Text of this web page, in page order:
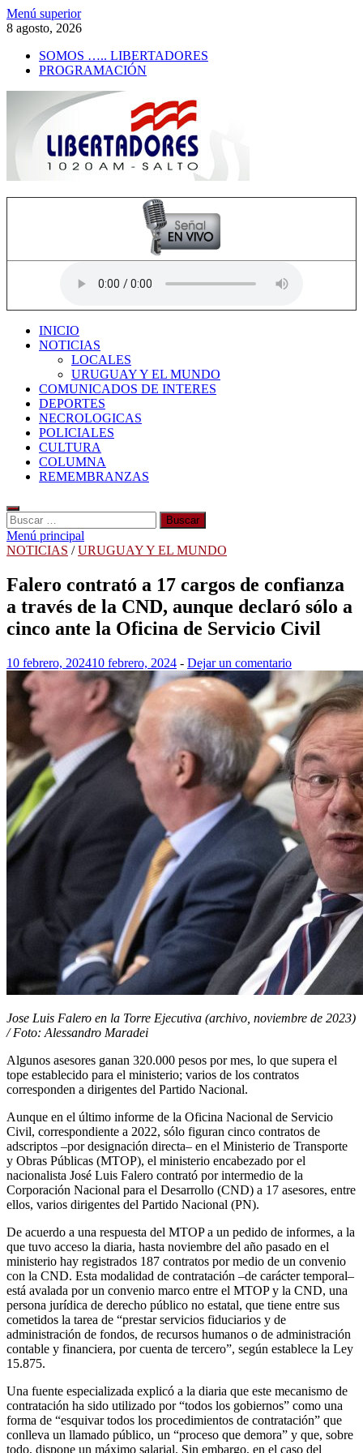
Saltar
al
Menú superior
8 agosto, 2026
SOMOS ….. LIBERTADORES
PROGRAMACIÓN
INICIO
NOTICIAS
LOCALES
URUGUAY Y EL MUNDO
COMUNICADOS DE INTERES
DEPORTES
NECROLOGICAS
POLICIALES
CULTURA
COLUMNA
REMEMBRANZAS
Buscar:
Menú principal
NOTICIAS /URUGUAY Y EL MUNDO
Falero contrató a 17 cargos de confianza
a través de la CND, aunque declaró sólo a
cinco ante la Oficina de Servicio Civil
10 febrero, 202410 febrero, 2024 - Dejar un comentario
Jose Luis Falero en la Torre Ejecutiva (archivo, noviembre de 2023)
/ Foto: Alessandro Maradei
Algunos asesores ganan 320.000 pesos por mes, lo que supera el
tope establecido para el ministerio; varios de los contratos
corresponden a dirigentes del Partido Nacional.
Aunque en el último informe de la Oficina Nacional de Servicio
Civil, correspondiente a 2022, sólo figuran cinco contratos de
adscriptos –por designación directa– en el Ministerio de Transporte
y Obras Públicas (MTOP), el ministerio encabezado por el
nacionalista José Luis Falero contrató por intermedio de la
Corporación Nacional para el Desarrollo (CND) a 17 asesores, entre
ellos, varios dirigentes del Partido Nacional (PN).
De acuerdo a una respuesta del MTOP a un pedido de informes, a la
que tuvo acceso la diaria, hasta noviembre del año pasado en el
ministerio hay registrados 187 contratos por medio de un convenio
con la CND. Esta modalidad de contratación –de carácter temporal–
está avalada por un convenio marco entre el MTOP y la CND, una
persona jurídica de derecho público no estatal, que tiene entre sus
cometidos la tarea de “prestar servicios fiduciarios y de
administración de fondos, de recursos humanos o de administración
contable y financiera, por cuenta de tercero”, según establece la Ley
15.875.
Una fuente especializada explicó a la diaria que este mecanismo de
contratación ha sido utilizado por “todos los gobiernos” como una
forma de “esquivar todos los procedimientos de contratación” que
conlleva un llamado público, un “proceso que demora” y que, sobre
todo, dispone un máximo salarial. Sin embargo, en el caso del